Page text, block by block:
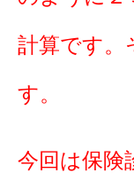
計算です。
す。
今回は保険